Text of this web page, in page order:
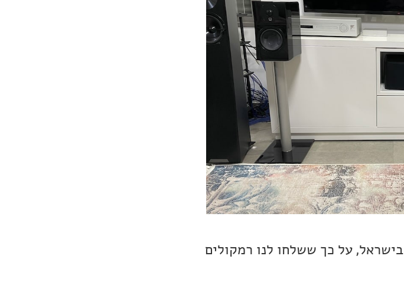
, היבואן הרשמי של SVS בישראל, על כך ששלחו לנו רמקולים